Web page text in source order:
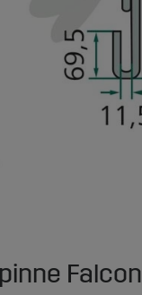
Falcon